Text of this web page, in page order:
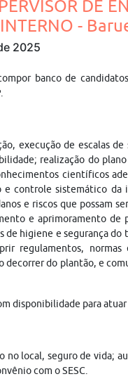
DE
-
2025
banco de
execução de escalas
realização do
científicos
e controle sistemático
e riscos que possam
e aprimoramento de
de higiene e segurança
regulamentos,
do plantão, e
disponibilidade para
no local, seguro de vida;
com o SESC.